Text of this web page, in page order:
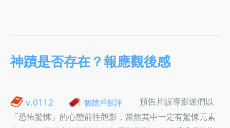
神蹟是否存在？報應觀後感
v.0112 個體戶影評
預告片誤導影迷們以
「恐怖驚悚」的心態前往觀影，當然其中一定有驚悚元素